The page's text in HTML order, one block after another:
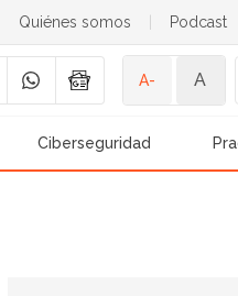
Quiénes somos Podcast
A- A
Ciberseguridad